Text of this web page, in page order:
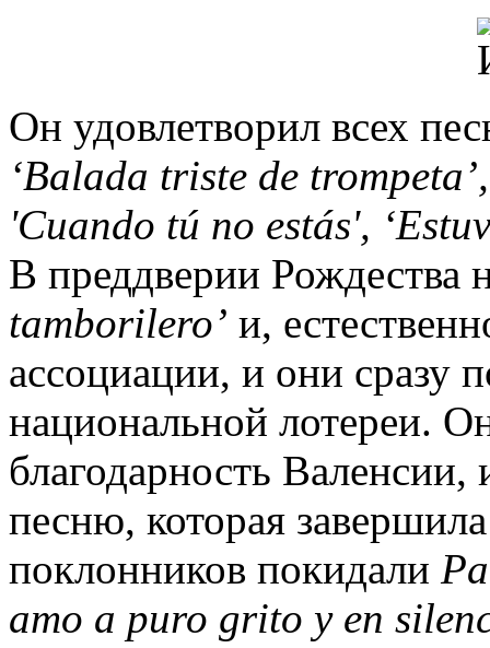
Он удовлетворил всех
‘Balada triste de
'Cuando tú no estás',
В преддверии Рождества
tamborilero’ и,
ассоциации, и они сразу
национальной лотереи.
благодарность Валенсии,
песню, которая
поклонников покидали
amo a puro grito y en